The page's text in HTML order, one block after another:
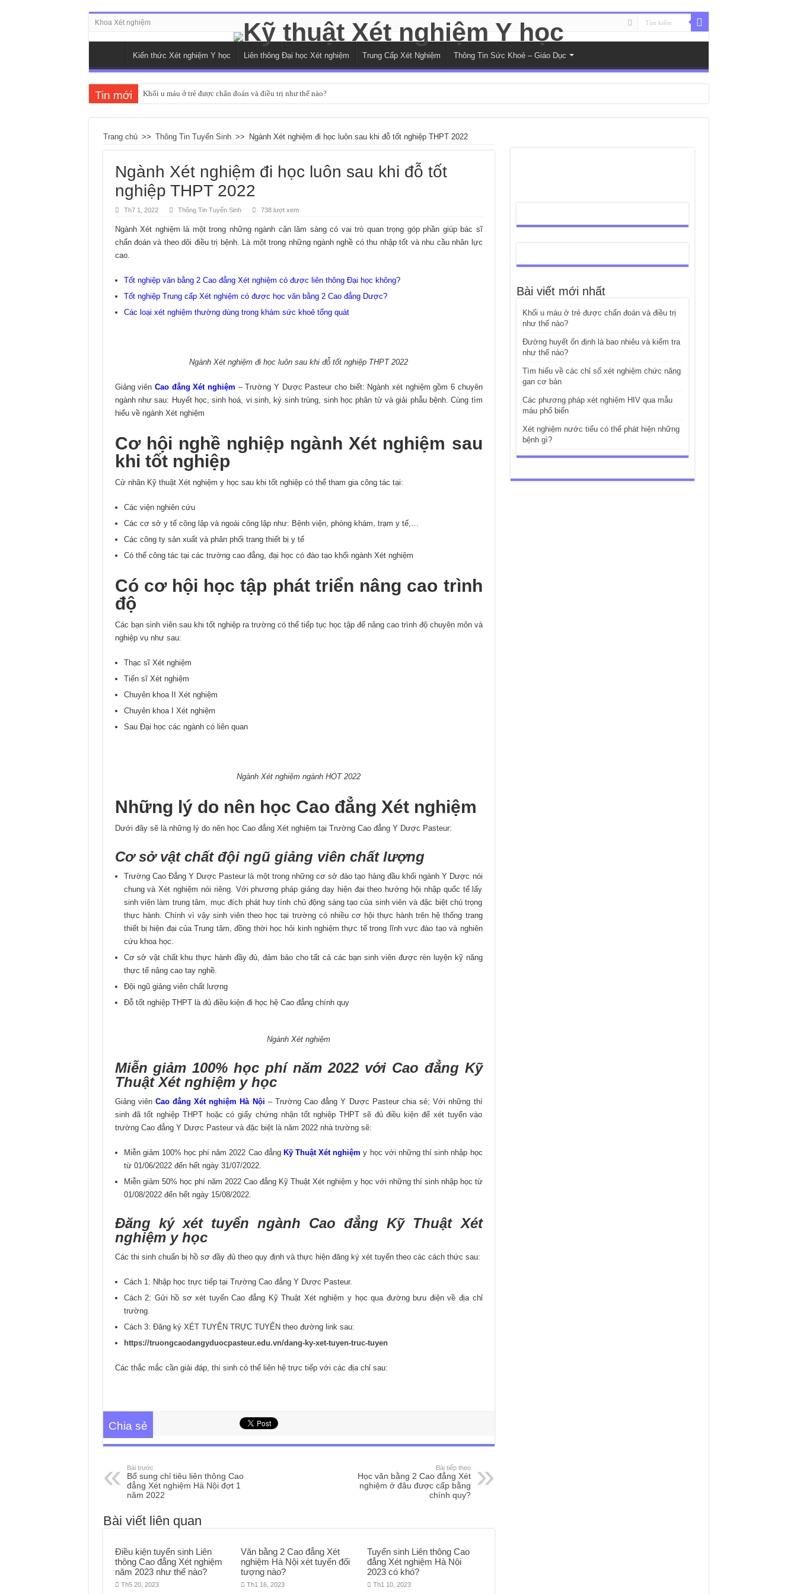
Khoa Xét nghiệm
Kiến thức Xét nghiệm Y học Liên thông Đại học Xét nghiệm Trung Cấp Xét Nghiệm Thông Tin Sức Khoẻ – Giáo Dục
Tin mới Khối u máu ở trẻ được chẩn đoán và điều trị như thế nào?
Tìm hiểu về các chỉ số xét nghiệm chức năng gan cơ bản
Xét nghiệm nước tiểu có thể phát hiện những bệnh gì?
Trang chủ >> Thông Tin Tuyển Sinh >> Ngành Xét nghiệm đi học luôn sau khi đỗ tốt nghiệp THPT 2022
Ngành Xét nghiệm đi học luôn sau khi đỗ tốt
nghiệp THPT 2022
Th7 1, 2022 Thông Tin Tuyển Sinh 738 lượt xem
Ngành Xét nghiệm là một trong những ngành cận lâm sàng có vai trò quan trọng góp phần giúp bác sĩ
chẩn đoán và theo dõi điều trị bệnh. Là một trong những ngành nghề có thu nhập tốt và nhu cầu nhân lực
cao.
Tốt nghiệp văn bằng 2 Cao đẳng Xét nghiệm có được liên thông Đại học không?
Tốt nghiệp Trung cấp Xét nghiệm có được học văn bằng 2 Cao đẳng Dược?
Các loại xét nghiệm thường dùng trong khám sức khoẻ tổng quát
Ngành Xét nghiệm đi học luôn sau khi đỗ tốt nghiệp THPT 2022
Giảng viên Cao đẳng Xét nghiệm – Trường Y Dược Pasteur cho biết: Ngành xét nghiệm gồm 6 chuyên
ngành như sau: Huyết học, sinh hoá, vi sinh, ký sinh trùng, sinh học phân tử và giải phẫu bệnh. Cùng tìm
hiểu về ngành Xét nghiệm
Cơ hội nghề nghiệp ngành Xét nghiệm sau
khi tốt nghiệp
Cử nhân Kỹ thuật Xét nghiệm y học sau khi tốt nghiệp có thể tham gia công tác tại:
Các viện nghiên cứu
Các cơ sở y tế công lập và ngoài công lập như: Bệnh viện, phòng khám, trạm y tế,…
Các công ty sản xuất và phân phối trang thiết bị y tế
Có thể công tác tại các trường cao đẳng, đại học có đào tạo khối ngành Xét nghiệm
Có cơ hội học tập phát triển nâng cao trình
độ
Các bạn sinh viên sau khi tốt nghiệp ra trường có thể tiếp tục học tập để nâng cao trình độ chuyên môn và
nghiệp vụ như sau:
Thạc sĩ Xét nghiệm
Tiến sĩ Xét nghiệm
Chuyên khoa II Xét nghiệm
Chuyên khoa I Xét nghiệm
Sau Đại học các ngành có liên quan
Ngành Xét nghiệm ngành HOT 2022
Những lý do nên học Cao đẳng Xét nghiệm
Dưới đây sẽ là những lý do nên học Cao đẳng Xét nghiệm tại Trường Cao đẳng Y Dược Pasteur:
Cơ sở vật chất đội ngũ giảng viên chất lượng
Trường Cao Đẳng Y Dược Pasteur là một trong những cơ sở đào tạo hàng đầu khối ngành Y Dược nói
chung và Xét nghiệm nói riêng. Với phương pháp giảng dạy hiện đại theo hướng hội nhập quốc tế lấy
sinh viên làm trung tâm, mục đích phát huy tính chủ động sáng tạo của sinh viên và đặc biệt chú trọng
thực hành. Chính vì vậy sinh viên theo học tại trường có nhiều cơ hội thực hành trên hệ thống trang
thiết bị hiện đại của Trung tâm, đồng thời học hỏi kinh nghiệm thực tế trong lĩnh vực đào tạo và nghiên
cứu khoa học.
Cơ sở vật chất khu thực hành đầy đủ, đảm bảo cho tất cả các bạn sinh viên được rèn luyện kỹ năng
thực tế nâng cao tay nghề.
Đội ngũ giảng viên chất lượng
Đỗ tốt nghiệp THPT là đủ điều kiện đi học hệ Cao đẳng chính quy
Ngành Xét nghiệm
Miễn giảm 100% học phí năm 2022 với Cao đẳng Kỹ
Thuật Xét nghiệm y học
Giảng viên Cao đẳng Xét nghiệm Hà Nội – Trường Cao đẳng Y Dược Pasteur chia sẻ; Với những thí
sinh đã tốt nghiệp THPT hoặc có giấy chứng nhận tốt nghiệp THPT sẽ đủ điều kiện để xét tuyển vào
trường Cao đẳng Y Dược Pasteur và đặc biệt là năm 2022 nhà trường sẽ:
Miễn giảm 100% học phí năm 2022 Cao đẳng Kỹ Thuật Xét nghiệm y học với những thí sinh nhập học
từ 01/06/2022 đến hết ngày 31/07/2022.
Miễn giảm 50% học phí năm 2022 Cao đẳng Kỹ Thuật Xét nghiệm y học với những thí sinh nhập học từ
01/08/2022 đến hết ngày 15/08/2022.
Đăng ký xét tuyển ngành Cao đẳngKỹ Thuật Xét
nghiệm y học
Các thi sinh chuẩn bị hồ sơ đầy đủ theo quy định và thực hiện đăng ký xét tuyển theo các cách thức sau:
Cách 1: Nhập học trực tiếp tại Trường Cao đẳng Y Dược Pasteur.
Cách 2: Gửi hồ sơ xét tuyển Cao đẳng Kỹ Thuật Xét nghiệm y học qua đường bưu điện về địa chỉ
trường.
Cách 3: Đăng ký XÉT TUYỂN TRỰC TUYẾN theo đường link sau:
https://truongcaodangyduocpasteur.edu.vn/dang-ky-xet-tuyen-truc-tuyen
Các thắc mắc cần giải đáp, thí sinh có thể liên hệ trực tiếp với các địa chỉ sau:
Chia sẻ
Bài trước
Bổ sung chỉ tiêu liên thông Cao
đẳng Xét nghiệm Hà Nội đợt 1
năm 2022
Bài tiếp theo
Học văn bằng 2 Cao đẳng Xét
nghiệm ở đâu được cấp bằng
chính quy?
Bài viết liên quan
Điều kiện tuyển sinh Liên
thông Cao đẳng Xét nghiệm
năm 2023 như thế nào?
Th5 20, 2023
Văn bằng 2 Cao đẳng Xét
nghiệm Hà Nội xét tuyển đối
tượng nào?
Th1 16, 2023
Tuyển sinh Liên thông Cao
đẳng Xét nghiệm Hà Nội
2023 có khó?
Th1 10, 2023
Bài viết mới nhất
Khối u máu ở trẻ được chẩn đoán và điều trị
như thế nào?
Đường huyết ổn định là bao nhiêu và kiểm tra
như thế nào?
Tìm hiểu về các chỉ số xét nghiệm chức năng
gan cơ bản
Các phương pháp xét nghiệm HIV qua mẫu
máu phổ biến
Xét nghiệm nước tiểu có thể phát hiện những
bệnh gì?